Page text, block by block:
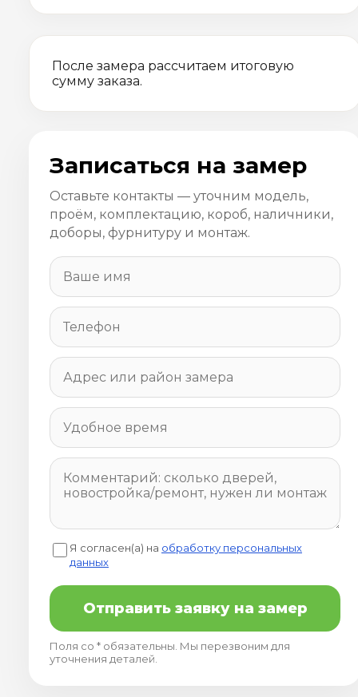
После замера рассчитаем итоговую
сумму заказа.
Записаться на замер
Оставьте контакты — уточним модель,
проём, комплектацию, короб, наличники,
доборы, фурнитуру и монтаж.
Я согласен(а) на обработку персональных
данных
Отправить заявку на замер
Поля со * обязательны. Мы перезвоним для
уточнения деталей.